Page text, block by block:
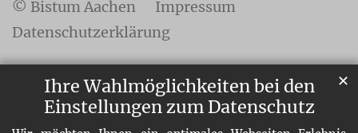
Ihre Wahlmöglichkeiten bei den
Einstellungen zum Datenschutz
✕
© Bistum Aachen
Impressum
Datenschutzerklärung